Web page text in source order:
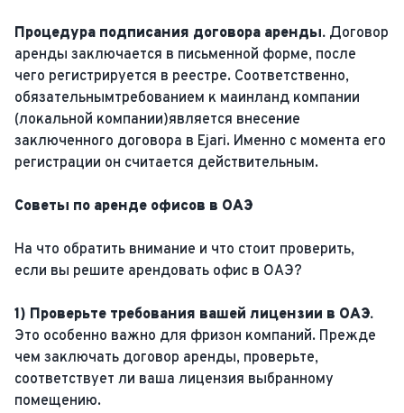
Процедура подписания договора аренды. Договор
аренды заключается в письменной форме, после
чего регистрируется в реестре. Соответственно,
обязательнымтребованием к маинланд компании
(локальной компании)является внесение
заключенного договора в Ejari. Именно с момента его
регистрации он считается действительным.
Советы по аренде офисов в ОАЭ
На что обратить внимание и что стоит проверить,
если вы решите арендовать офис в ОАЭ?
1) Проверьте требования вашей лицензии в ОАЭ.
Это особенно важно для фризон компаний. Прежде
чем заключать договор аренды, проверьте,
соответствует ли ваша лицензия выбранному
помещению.